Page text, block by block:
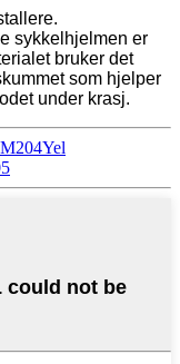
sykkelhjelmen er
bruker det
som hjelper
under krasj.